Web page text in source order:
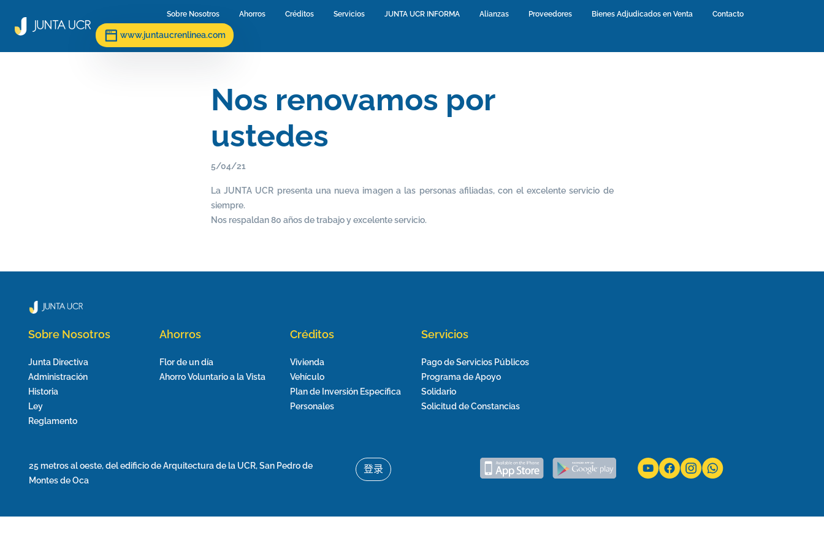
Sobre Nosotros(current)Ahorros(current)Créditos(current)Servicios(current)JUNTA UCR INFORMA(current)Alianzas(current)Proveedores(current)Bienes Adjudicados en Venta(current)Contacto(current)
www.juntaucrenlinea.com
Nos renovamos por
ustedes
5/04/21
La JUNTA UCR presenta una nueva imagen a las personas afiliadas, con el excelente servicio de
siempre.
Nos respaldan 80 años de trabajo y excelente servicio.
Sobre Nosotros
Junta Directiva
Administración
Historia
Ley
Reglamento
Ahorros
Flor de un día
Ahorro Voluntario a la Vista
Créditos
Vivienda
Vehículo
Plan de Inversión Específica
Personales
Servicios
Pago de Servicios Públicos
Programa de Apoyo
Solidario
Solicitud de Constancias
25 metros al oeste, del edificio de Arquitectura de la UCR, San Pedro de
Montes de Oca
登录